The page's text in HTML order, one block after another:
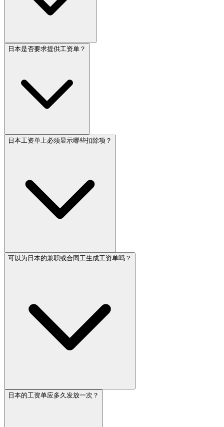
日本是否要求提供工资单？
日本工资单上必须显示哪些扣除项？
可以为日本的兼职或合同工生成工资单吗？
日本的工资单应多久发放一次？